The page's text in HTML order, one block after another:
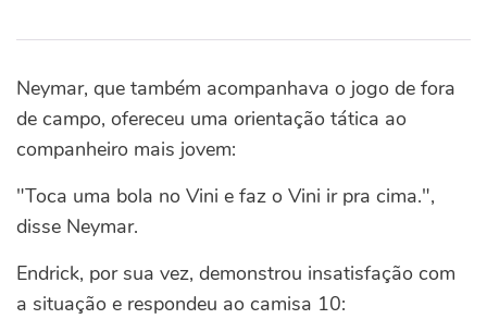
Neymar, que também acompanhava o jogo de fora
de campo, ofereceu uma orientação tática ao
companheiro mais jovem:
"Toca uma bola no Vini e faz o Vini ir pra cima.",
disse Neymar.
Endrick, por sua vez, demonstrou insatisfação com
a situação e respondeu ao camisa 10: